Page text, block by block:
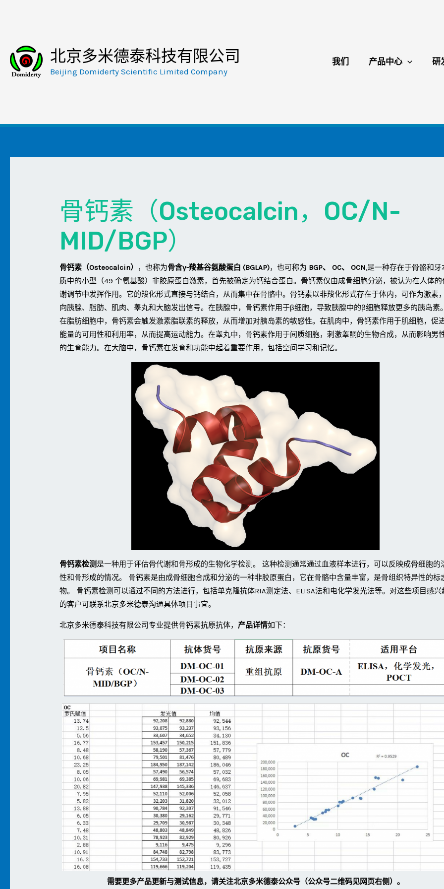
北京多米德泰科技有限公司
Beijing Domiderty Scientific Limited Company
我们 产品中心 研
骨钙素（Osteocalcin，OC/N-
MID/BGP）
骨钙素（Osteocalcin） ，也称为骨含γ-羧基谷氨酸蛋白 (BGLAP)，也可称为 BGP、 OC、 OCN,是一种存在于骨骼和牙
质中的小型（49 个氨基酸）非胶原蛋白激素，首先被确定为钙结合蛋白。骨钙素仅由成骨细胞分泌，被认为在人体的
谢调节中发挥作用。它的羧化形式直接与钙结合，从而集中在骨骼中。骨钙素以非羧化形式存在于体内，可作为激素，
向胰腺、脂肪、肌肉、睾丸和大脑发出信号。在胰腺中，骨钙素作用于β细胞，导致胰腺中的β细胞释放更多的胰岛素。
在脂肪细胞中，骨钙素会触发激素脂联素的释放，从而增加对胰岛素的敏感性。在肌肉中，骨钙素作用于肌细胞，促
能量的可用性和利用率，从而提高运动能力。在睾丸中，骨钙素作用于间质细胞，刺激睾酮的生物合成，从而影响男
的生育能力。在大脑中，骨钙素在发育和功能中起着重要作用，包括空间学习和记忆。
骨钙素检测是一种用于评估骨代谢和骨形成的生物化学检测。 这种检测通常通过血液样本进行，可以反映成骨细胞的
性和骨形成的情况。 骨钙素是由成骨细胞合成和分泌的一种非胶原蛋白，它在骨骼中含量丰富，是骨组织特异性的标
物。 骨钙素检测可以通过不同的方法进行，包括单克隆抗体RIA测定法、ELISA法和电化学发光法等。对这些项目感兴
的客户可联系北京多米德泰沟通具体项目事宜。
北京多米德泰科技有限公司专业提供骨钙素抗原抗体， 产品详情如下：
需要更多产品更新与测试信息，请关注北京多米德泰公众号（公众号二维码见网页右侧）。